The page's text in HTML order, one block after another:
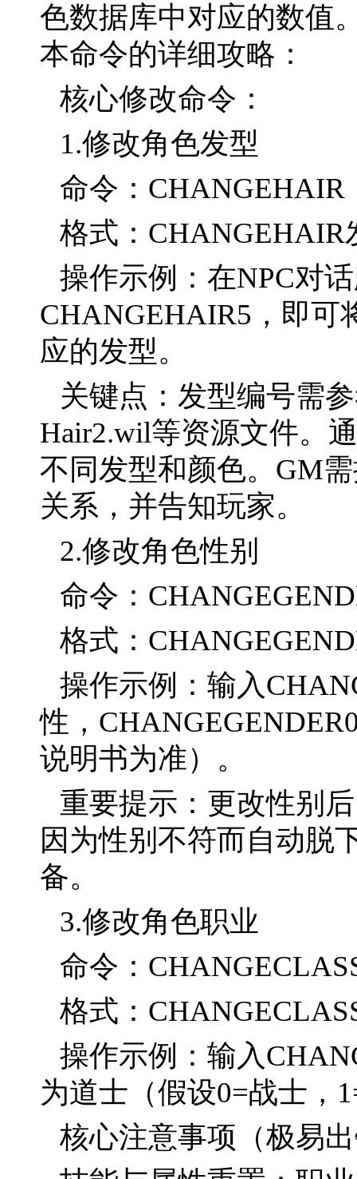
色数据库中对应的数值
本命令的详细攻略：
核心修改命令：
1.修改角色发型
命令：CHANGEHAIR
格式：CHANGEHAIR
操作示例：在NPC对
CHANGEHAIR5，即可
应的发型。
关键点：发型编号需
Hair2.wil等资源文件。
不同发型和颜色。GM
关系，并告知玩家。
2.修改角色性别
命令：
格式：
操作示例：输入
性，
说明书为准）。
重要提示：更改性别
因为性别不符而自动脱
备。
3.修改角色职业
命令：
格式：
操作示例：输入
为道士（假设0=战士，
核心注意事项（极易